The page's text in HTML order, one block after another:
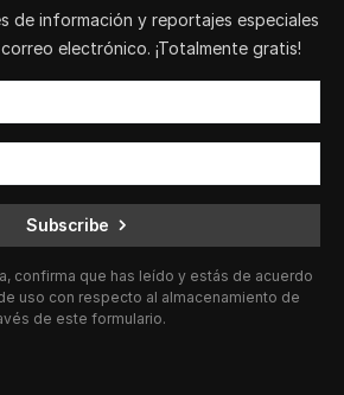
de información y reportajes especiales
electrónico. ¡Totalmente gratis!
Subscribe
confirma que has leído y estás de acuerdo
uso con respecto al almacenamiento de
de este formulario.